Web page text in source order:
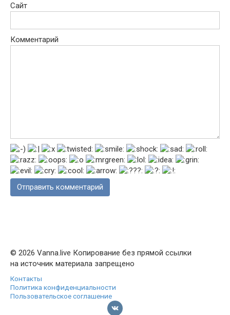
Сайт
Комментарий
© 2026 Vanna.live Копирование без прямой ссылки
на источник материала запрещено
Контакты
Политика конфиденциальности
Пользовательское соглашение